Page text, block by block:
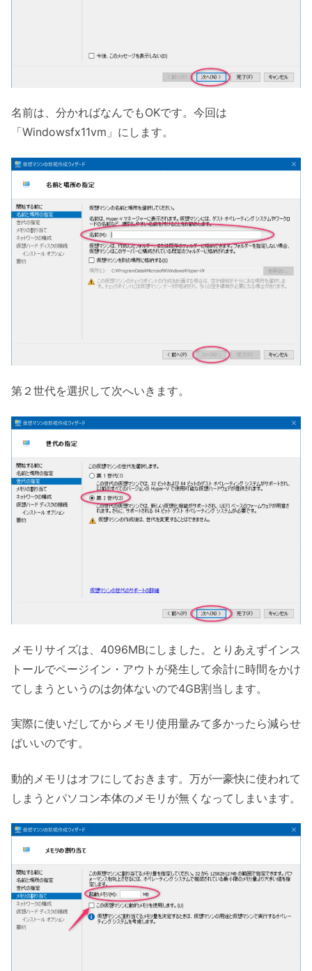
名前は、分かればなんでもOKです。今回は
「Windowsfx11vm」にします。
第２世代を選択して次へいきます。
メモリサイズは、4096MBにしました。とりあえずインス
トールでページイン・アウトが発生して余計に時間をかけ
てしまうというのは勿体ないので4GB割当します。
実際に使いだしてからメモリ使用量みて多かったら減らせ
ばいいのです。
動的メモリはオフにしておきます。万が一豪快に使われて
しまうとパソコン本体のメモリが無くなってしまいます。